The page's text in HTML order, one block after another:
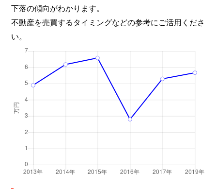
下落の傾向がわかります。
不動産を売買するタイミングなどの参考にご活用くださ
い。